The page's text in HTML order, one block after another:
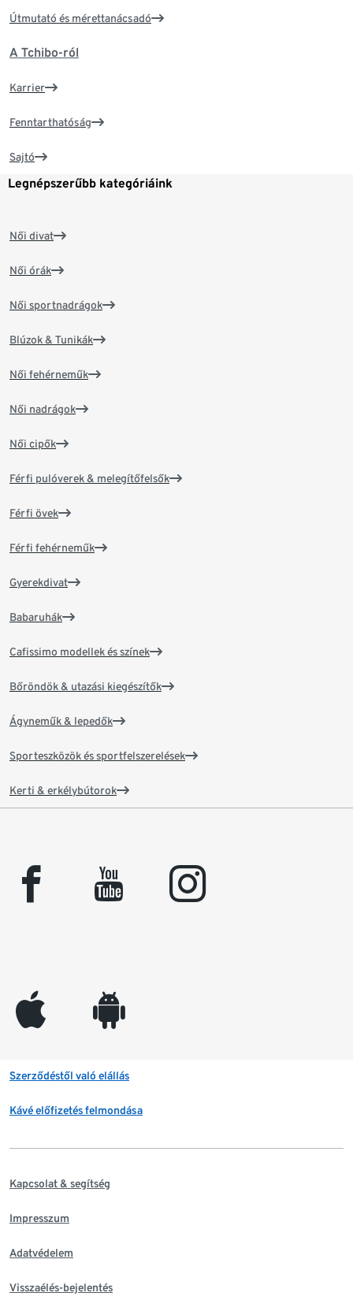
Útmutató és mérettanácsadó
A Tchibo-ról
Karrier
Fenntarthatóság
Sajtó
Legnépszerűbb kategóriáink
Női divat
Női órák
Női sportnadrágok
Blúzok & Tunikák
Női fehérneműk
Női nadrágok
Női cipők
Férfi pulóverek & melegítőfelsők
Férfi övek
Férfi fehérneműk
Gyerekdivat
Babaruhák
Cafissimo modellek és színek
Bőröndök & utazási kiegészítők
Ágyneműk & lepedők
Sporteszközök és sportfelszerelések
Kerti & erkélybútorok
facebook youtube instagram
appleinc android
Szerződéstől való elállás
Kávé előfizetés felmondása
Kapcsolat & segítség
Impresszum
Adatvédelem
Visszaélés-bejelentés